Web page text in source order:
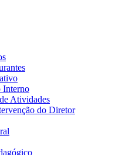
Interno
Atividades
do Diretor